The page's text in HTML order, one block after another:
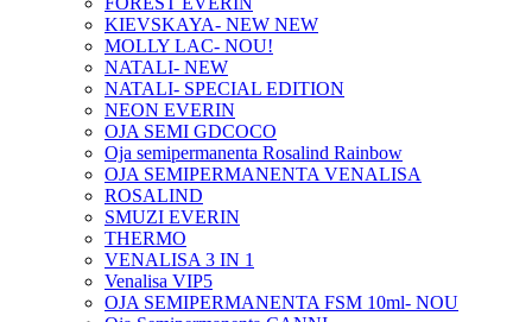
KIEVSKAYA- NEW NEW
MOLLY LAC- NOU!
NATALI- NEW
NATALI- SPECIAL EDITION
NEON EVERIN
OJA SEMI GDCOCO
Oja semipermanenta Rosalind Rainbow
OJA SEMIPERMANENTA VENALISA
ROSALIND
SMUZI EVERIN
THERMO
VENALISA 3 IN 1
Venalisa VIP5
OJA SEMIPERMANENTA FSM 10ml- NOU